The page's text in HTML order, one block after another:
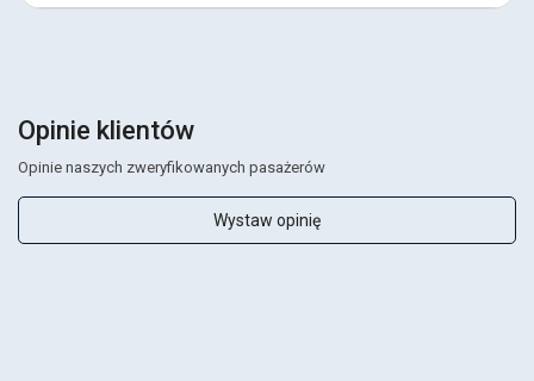
Opinie klientów
Opinie naszych zweryfikowanych pasażerów
Wystaw opinię